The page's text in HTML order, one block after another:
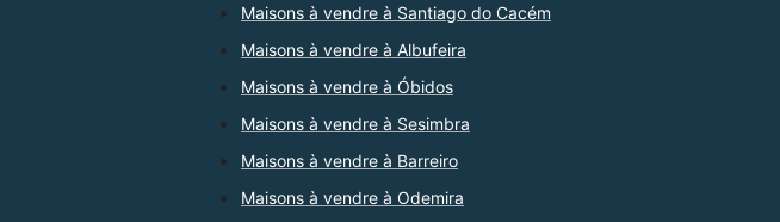
Maisons à vendre à Santiago do Cacém
Maisons à vendre à Albufeira
Maisons à vendre à Óbidos
Maisons à vendre à Sesimbra
Maisons à vendre à Barreiro
Maisons à vendre à Odemira